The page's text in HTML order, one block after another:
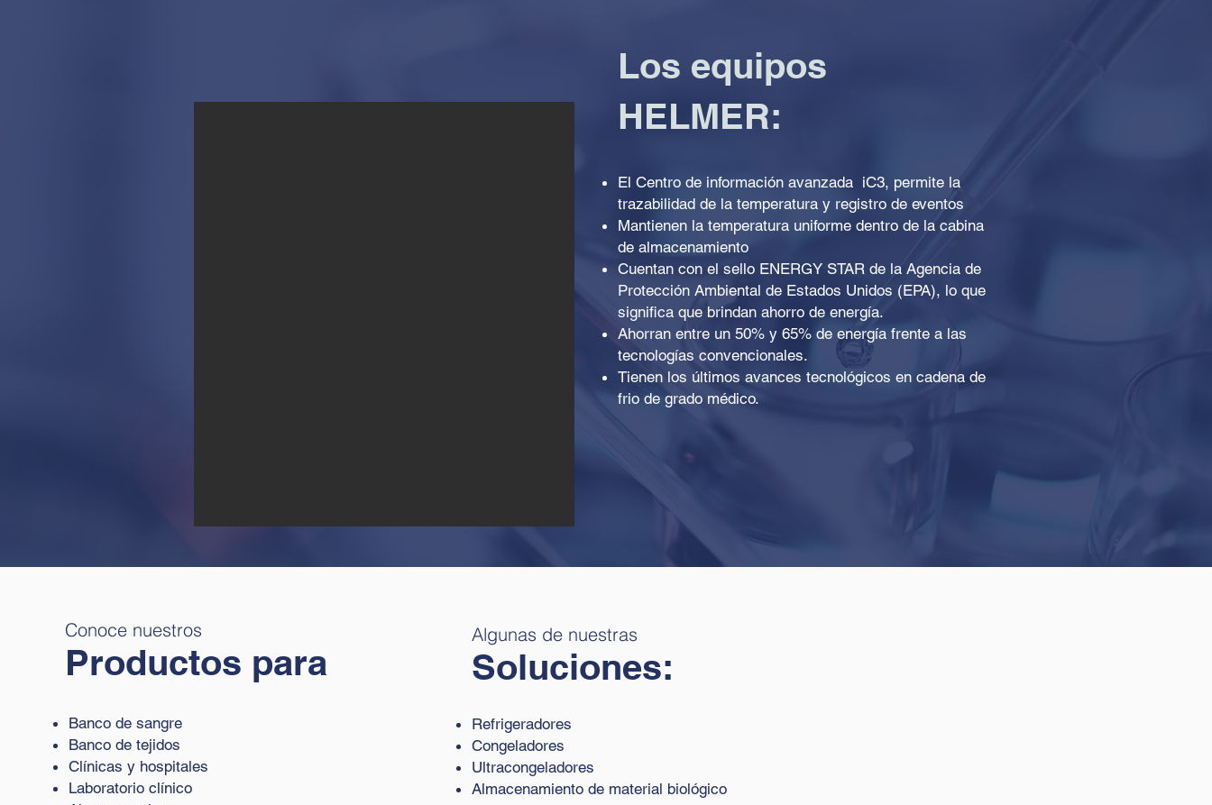
Los equipos
HELMER:
El Centro de información avanzada iC3, permite la
trazabilidad de la temperatura y registro de eventos
Mantienen la temperatura uniforme dentro de la cabina
de almacenamiento
Cuentan con el sello ENERGY STAR de la Agencia de
Protección Ambiental de Estados Unidos (EPA), lo que
significa que brindan ahorro de energía.
Ahorran entre un 50% y 65% de energía frente a las
tecnologías convencionales.
Tienen los últimos avances tecnológicos en cadena de
frio de grado médico.
Conoce nuestros
Productos para
Banco de sangre
Banco de tejidos
Clínicas y hospitales
Laboratorio clínico
Algunas de nuestras
Soluciones:
Refrigeradores
Congeladores
Ultracongeladores
Almacenamiento de material biológico